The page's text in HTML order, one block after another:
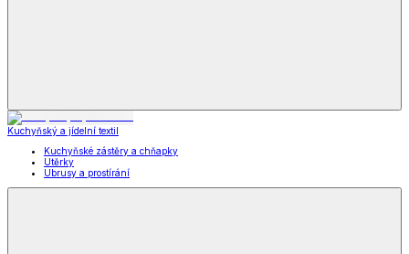
Kuchyňský a jídelní textil
Kuchyňské zástěry a chňapky
Utěrky
Ubrusy a prostírání